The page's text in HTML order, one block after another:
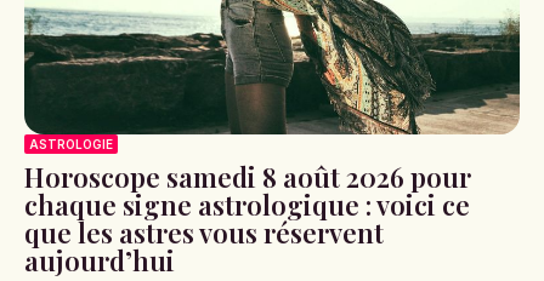
ASTROLOGIE
Horoscope samedi 8 août 2026 pour
chaque signe astrologique : voici ce
que les astres vous réservent
aujourd’hui